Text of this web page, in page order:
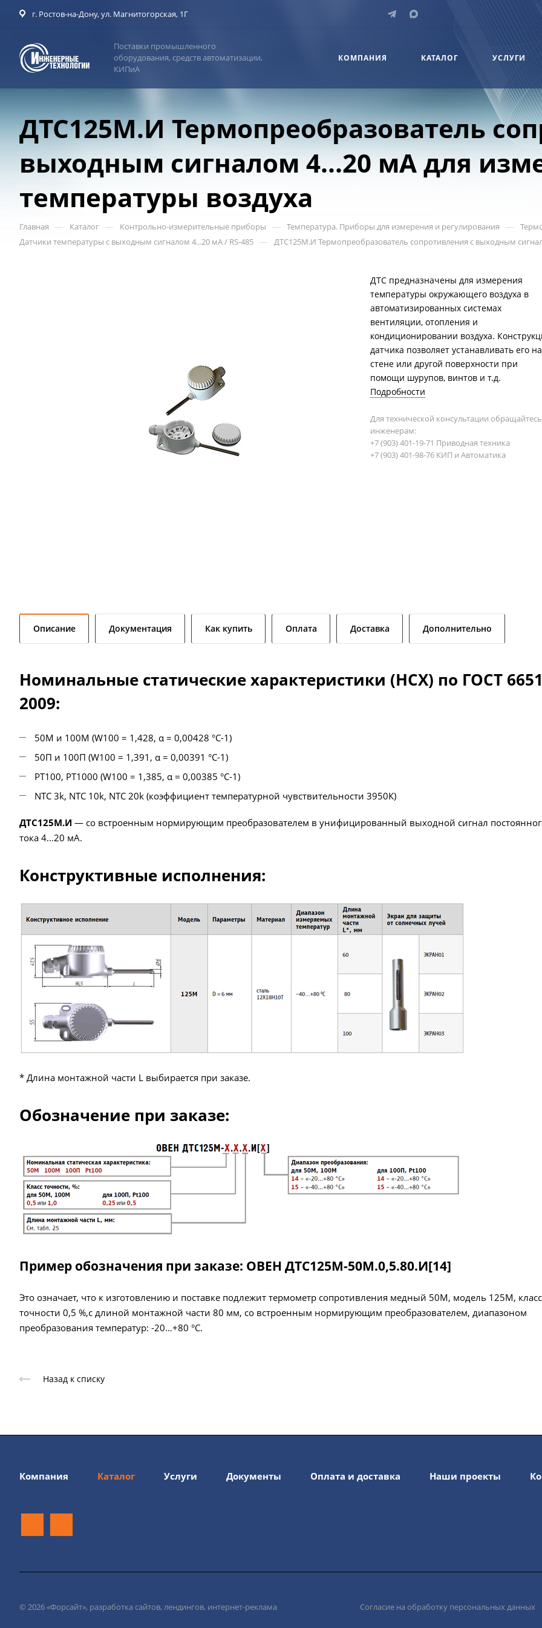
г. Ростов-на-Дону, ул. Магнитогорская, 1Г
Поставки промышленного
оборудования, средств автоматизации,
КИПиА
КОМПАНИЯ КАТАЛОГ УСЛУГИ
ДТС125М.И Термопреобразователь
выходным сигналом 4...20 мА для
температуры воздуха
Главная — Каталог — Контрольно-измерительные приборы — Температура. Приборы для измерения и регулирования —
Датчики температуры с выходным сигналом 4...20 мА / RS-485 — ДТС125М.И Термопреобразователь сопротивления с выходным
ДТС предназначены для измерения
температуры окружающего воздуха в
автоматизированных системах
вентиляции, отопления и
кондиционировании воздуха.
датчика позволяет устанавливать его на
стене или другой поверхности при
помощи шурупов, винтов и т.д.
Подробности
Для технической консультации
инженерам:
+7 (903) 401-19-71 Приводная техника
+7 (903) 401-98-76 КИП и Автоматика
Описание Документация Как купить Оплата Доставка Дополнительно
Номинальные статические характеристики (НСХ) по ГОСТ
2009:
50М и 100М (W100 = 1,428, α = 0,00428 °С-1)
50П и 100П (W100 = 1,391, α = 0,00391 °С-1)
РТ100, РТ1000 (W100 = 1,385, α = 0,00385 °С-1)
NTC 3k, NTC 10k, NTC 20k (коэффициент температурной чувствительности 3950К)
ДТС125М.И — со встроенным нормирующим преобразователем в унифицированный выходной сигнал
тока 4…20 мА.
Конструктивные исполнения:
* Длина монтажной части L выбирается при заказе.
Обозначение при заказе:
Пример обозначения при заказе: ОВЕН ДТС125М-50М.0,5.80.И[14]
Это означает, что к изготовлению и поставке подлежит термометр сопротивления медный 50М, модель 125М, класс
точности 0,5 %,с длиной монтажной части 80 мм, со встроенным нормирующим преобразователем, диапазоном
преобразования температур: -20…+80 °С.
Назад к списку
Компания Каталог Услуги Документы Оплата и доставка Наши проекты
© 2026 «Форсайт», разработка сайтов, лендингов, интернет-реклама Согласие на обработку персональных данных